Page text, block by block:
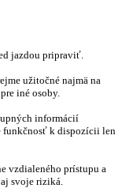
jazdou pripraviť.
užitočné najmä na
iné osoby.
informácií
funkčnosť k dispozícii len
vzdialeného prístupu a
svoje riziká.